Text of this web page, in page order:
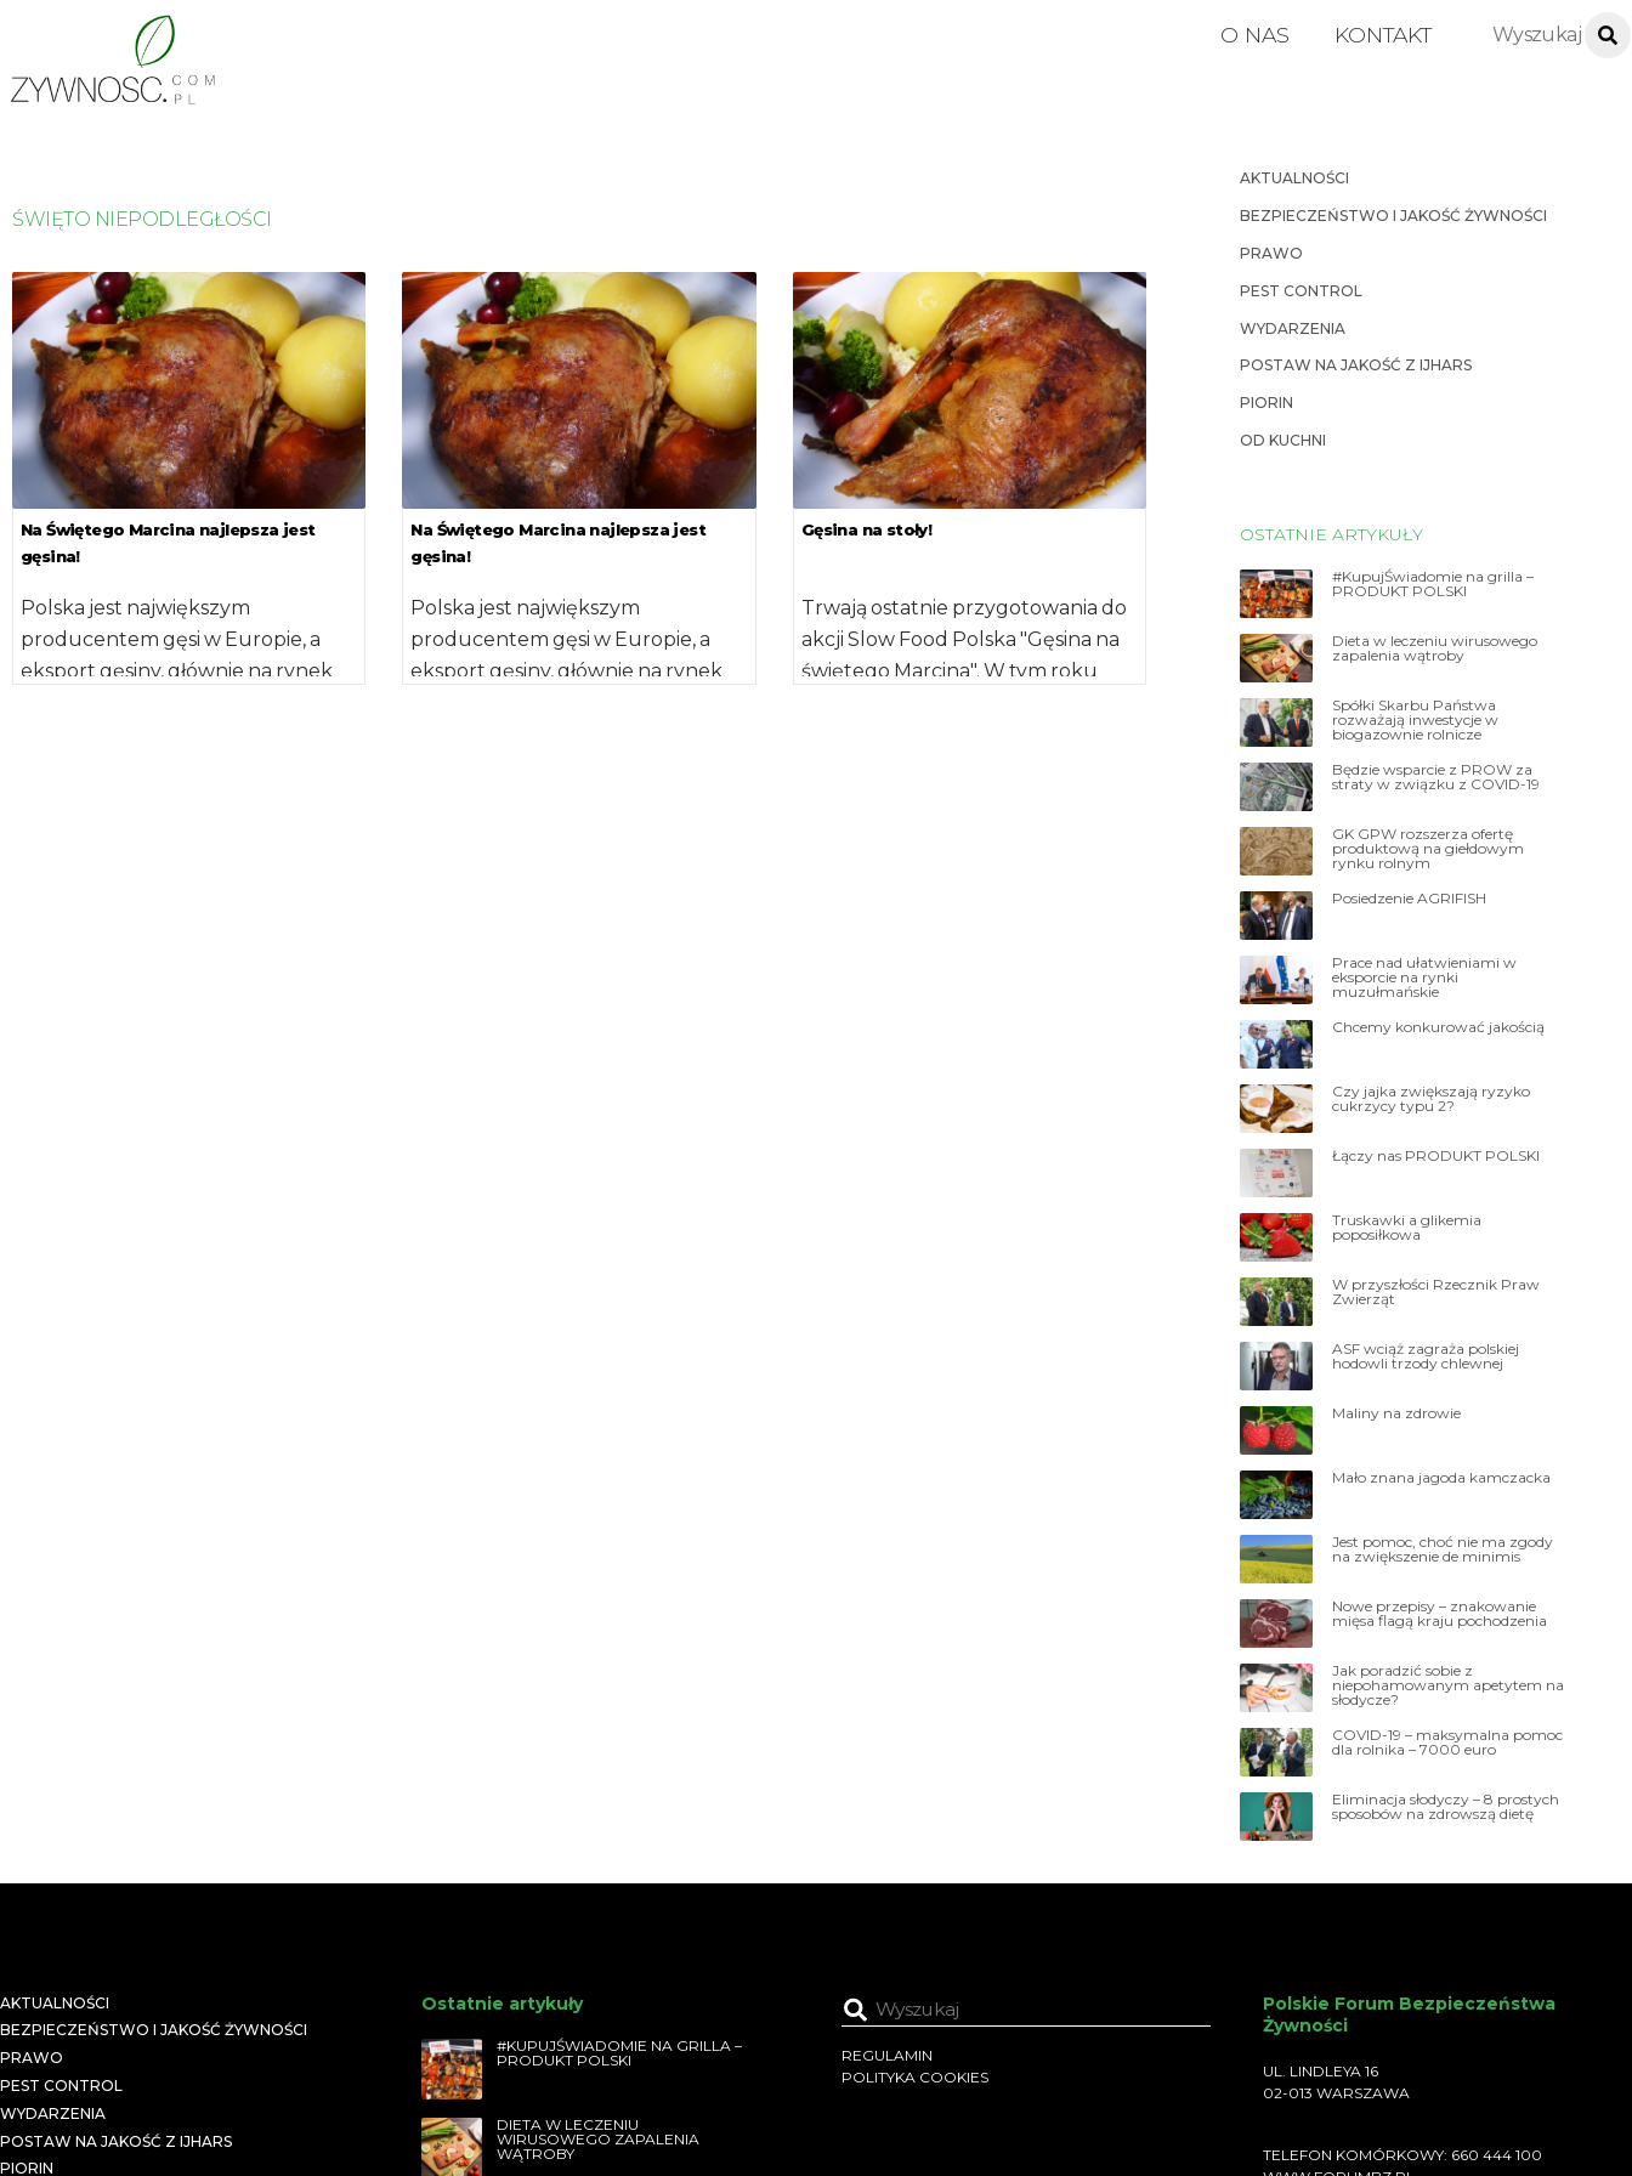
O NAS KONTAKT
ŚWIĘTO NIEPODLEGŁOŚCI
Na Świętego Marcina najlepsza jest
gęsina!
Polska jest największym
producentem gęsi w Europie, a
eksport gęsiny, głównie na rynek
Na Świętego Marcina najlepsza jest
gęsina!
Polska jest największym
producentem gęsi w Europie, a
eksport gęsiny, głównie na rynek
Gęsina na stoły!
Trwają ostatnie przygotowania do
akcji Slow Food Polska "Gęsina na
świętego Marcina". W tym roku
AKTUALNOŚCI
BEZPIECZEŃSTWO I JAKOŚĆ ŻYWNOŚCI
PRAWO
PEST CONTROL
WYDARZENIA
POSTAW NA JAKOŚĆ Z IJHARS
PIORIN
OD KUCHNI
OSTATNIE ARTYKUŁY
#KupujŚwiadomie na grilla –
PRODUKT POLSKI
Dieta w leczeniu wirusowego
zapalenia wątroby
Spółki Skarbu Państwa
rozważają inwestycje w
biogazownie rolnicze
Będzie wsparcie z PROW za
straty w związku z COVID-19
GK GPW rozszerza ofertę
produktową na giełdowym
rynku rolnym
Posiedzenie AGRIFISH
Prace nad ułatwieniami w
eksporcie na rynki
muzułmańskie
Chcemy konkurować jakością
Czy jajka zwiększają ryzyko
cukrzycy typu 2?
Łączy nas PRODUKT POLSKI
Truskawki a glikemia
poposiłkowa
W przyszłości Rzecznik Praw
Zwierząt
ASF wciąż zagraża polskiej
hodowli trzody chlewnej
Maliny na zdrowie
Mało znana jagoda kamczacka
Jest pomoc, choć nie ma zgody
na zwiększenie de minimis
Nowe przepisy – znakowanie
mięsa flagą kraju pochodzenia
Jak poradzić sobie z
niepohamowanym apetytem na
słodycze?
COVID-19 – maksymalna pomoc
dla rolnika – 7000 euro
Eliminacja słodyczy – 8 prostych
sposobów na zdrowszą dietę
AKTUALNOŚCI
BEZPIECZEŃSTWO I JAKOŚĆ ŻYWNOŚCI
PRAWO
PEST CONTROL
WYDARZENIA
POSTAW NA JAKOŚĆ Z IJHARS
PIORIN
Ostatnie artykuły
#KUPUJŚWIADOMIE NA GRILLA –
PRODUKT POLSKI
DIETA W LECZENIU
WIRUSOWEGO ZAPALENIA
WĄTROBY
REGULAMIN
POLITYKA COOKIES
Polskie Forum Bezpieczeństwa
Żywności
UL. LINDLEYA 16
02-013 WARSZAWA
TELEFON KOMÓRKOWY: 660 444 100